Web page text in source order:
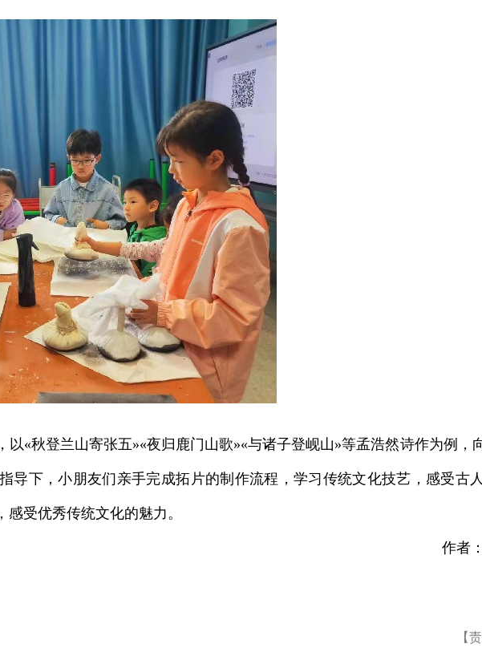
«秋登兰山寄张五»«夜归鹿门山歌»«与诸子登岘山»等孟浩然诗作为例，
导下，小朋友们亲手完成拓片的制作流程，学习传统文化技艺，感受古
受优秀传统文化的魅力。
作者
【